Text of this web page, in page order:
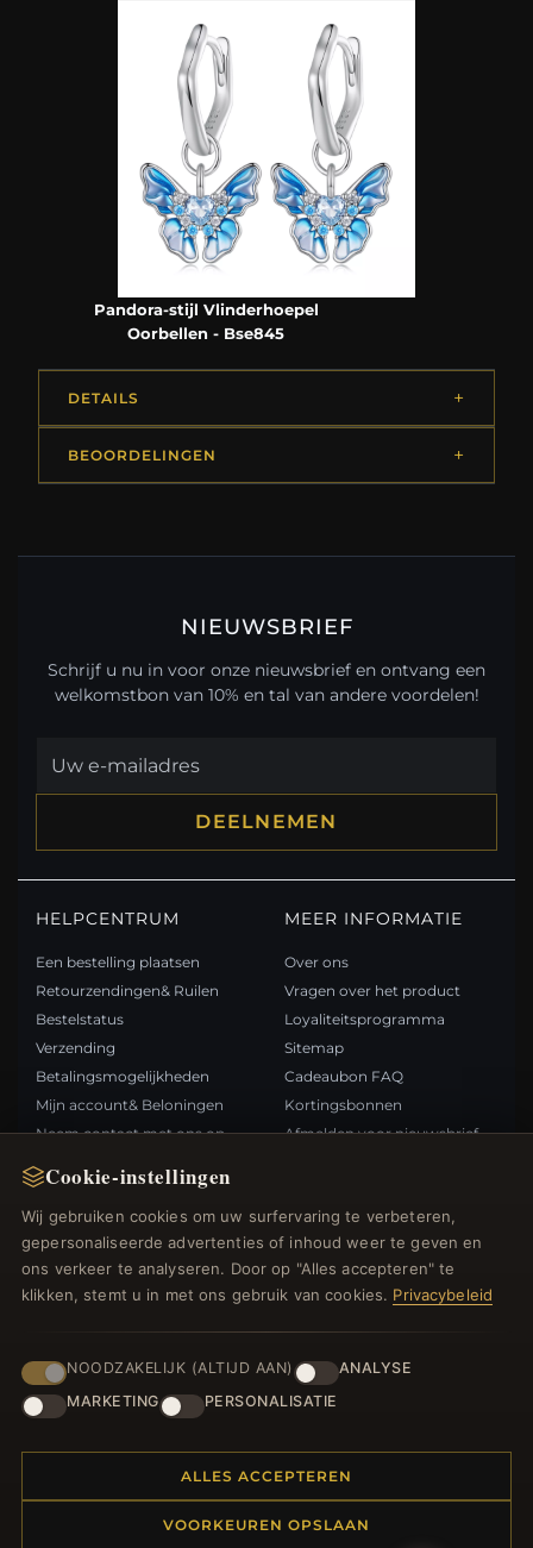
Cookie-instellingen
Wij gebruiken cookies om uw surfervaring te verbeteren,
gepersonaliseerde advertenties of inhoud weer te geven en
ons verkeer te analyseren. Door op "Alles accepteren" te
klikken, stemt u in met ons gebruik van cookies. Privacybeleid
NOODZAKELIJK (ALTIJD AAN)
ANALYSE
MARKETING
PERSONALISATIE
ALLES ACCEPTEREN
VOORKEUREN OPSLAAN
Pandora-stijl Vlinderhoepel
Oorbellen - Bse845
DETAILS
BEOORDELINGEN
NIEUWSBRIEF
Schrijf u nu in voor onze nieuwsbrief en ontvang een
welkomstbon van 10% en tal van andere voordelen!
DEELNEMEN
HELPCENTRUM
Een bestelling plaatsen
Retourzendingen& Ruilen
Bestelstatus
Verzending
Betalingsmogelijkheden
Mijn account& Beloningen
Neem contact met ons op
MEER INFORMATIE
Over ons
Vragen over het product
Loyaliteitsprogramma
Sitemap
Cadeaubon FAQ
Kortingsbonnen
Afmelden voor nieuwsbrief
Nieuwe producten
Specials
Blog
Inloggen
BETAALMETHODEN
© 2012–2026Bedelsoutlet.nl . Alle rechten